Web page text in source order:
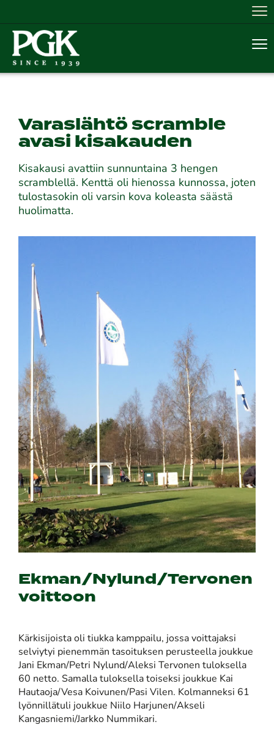
Varaslähtö scramble
avasi kisakauden
Kisakausi avattiin sunnuntaina 3 hengen
scramblellä. Kenttä oli hienossa kunnossa, joten
tulostasokin oli varsin kova koleasta säästä
huolimatta.
Ekman/Nylund/Tervonen
voittoon
Kärkisijoista oli tiukka kamppailu, jossa voittajaksi
selviytyi pienemmän tasoituksen perusteella joukkue
Jani Ekman/Petri Nylund/Aleksi Tervonen tuloksella
60 netto. Samalla tuloksella toiseksi joukkue Kai
Hautaoja/Vesa Koivunen/Pasi Vilen. Kolmanneksi 61
lyönnillätuli joukkue Niilo Harjunen/Akseli
Kangasniemi/Jarkko Nummikari.